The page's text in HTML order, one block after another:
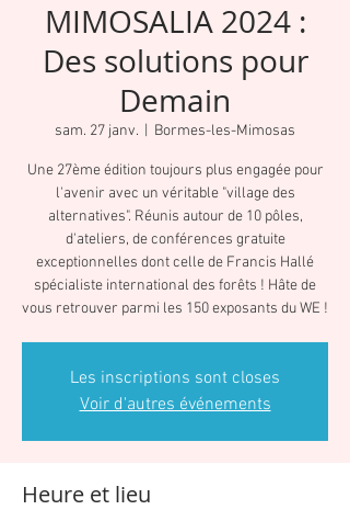
MIMOSALIA 2024 :
Des solutions pour
Demain
sam. 27 janv.
  |
Bormes-les-Mimosas
Une 27ème édition toujours plus engagée pour
l'avenir avec un véritable "village des
alternatives". Réunis autour de 10 pôles,
d'ateliers, de conférences gratuite
exceptionnelles dont celle de Francis Hallé
spécialiste international des forêts ! Hâte de
vous retrouver parmi les 150 exposants du WE !
Les inscriptions sont closes
Voir d'autres événements
Heure et lieu